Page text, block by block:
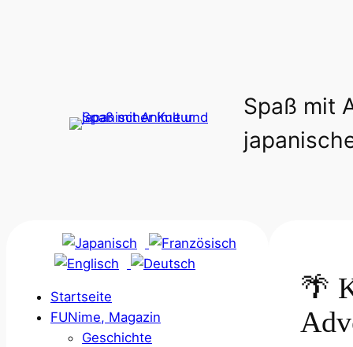
Spaß mit
Startseite
FUNime, Magazin
Geschichte
🌴